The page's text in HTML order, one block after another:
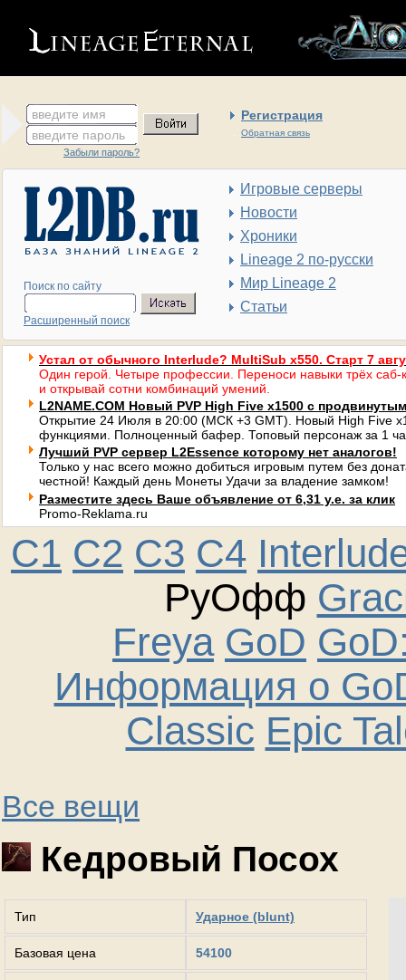
введите имя Регистрация
Обратная связь
введите пароль
Забыли пароль?
Поиск по сайту
Расширенный поиск
Игровые серверы
Новости
Хроники
Lineage 2 по-русски
Мир Lineage 2
Статьи
Устал от обычного Interlude? MultiSub x550. Старт 7
Один герой. Четыре профессии. Переноси навыки трёх саб-
и открывай сотни комбинаций умений.
L2NAME.COM Новый PVP High Five x1500 с
Открытие 24 Июля в 20:00 (МСК +3 GMT). Новый High Five
функциями. Полноценный бафер. Топовый персонаж за 1
Лучший PVP сервер L2Essence которому нет аналогов!
Только у нас всего можно добиться игровым путем без
честной! Каждый день Монеты Удачи за владение замком!
Разместите здесь Ваше объявление от 6,31 у.е. за клик
Promo-Reklama.ru
C1 C2 C3 C4
РуОфф
Freya GoD
Информация о
Classic Epic
Все вещи
Кедровый Посох
Тип Ударное (blunt)
Базовая цена 54100